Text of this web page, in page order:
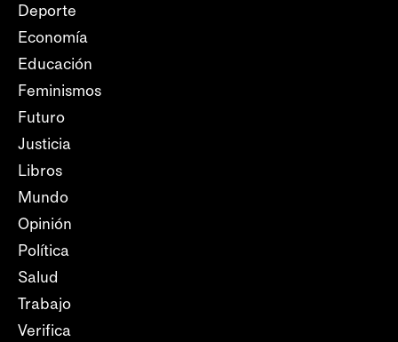
Deporte
Economía
Educación
Feminismos
Futuro
Justicia
Libros
Mundo
Opinión
Política
Salud
Trabajo
Verifica